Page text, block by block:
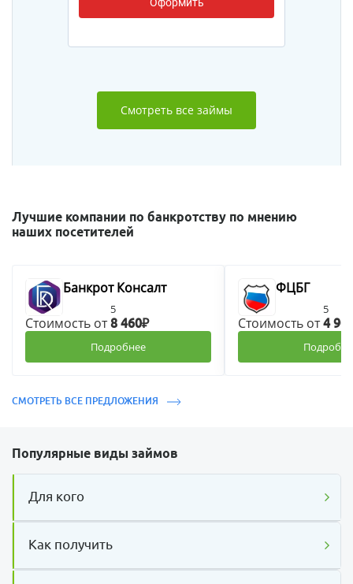
Смотреть все займы
Лучшие компании по банкротству по мнению
наших посетителей
Банкрот Консалт
5
Стоимость от8 460₽
Подробнее
ФЦБГ
5
Стоимость от4
СМОТРЕТЬ ВСЕ ПРЕДЛОЖЕНИЯ
Популярные виды займов
Для кого
Как получить